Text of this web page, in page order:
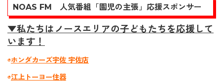
NOAS FM 人気番組「園児の主張」応援スポンサー
▼私たちはノースエリアの子どもたちを応援して
います！
◉ホンダカーズ宇佐 宇佐店
◉江上トーヨー住器